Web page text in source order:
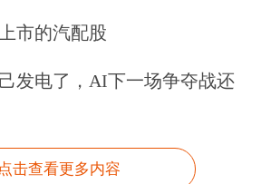
市的汽配股
发电了，AI下一场争夺战还
点击查看更多内容